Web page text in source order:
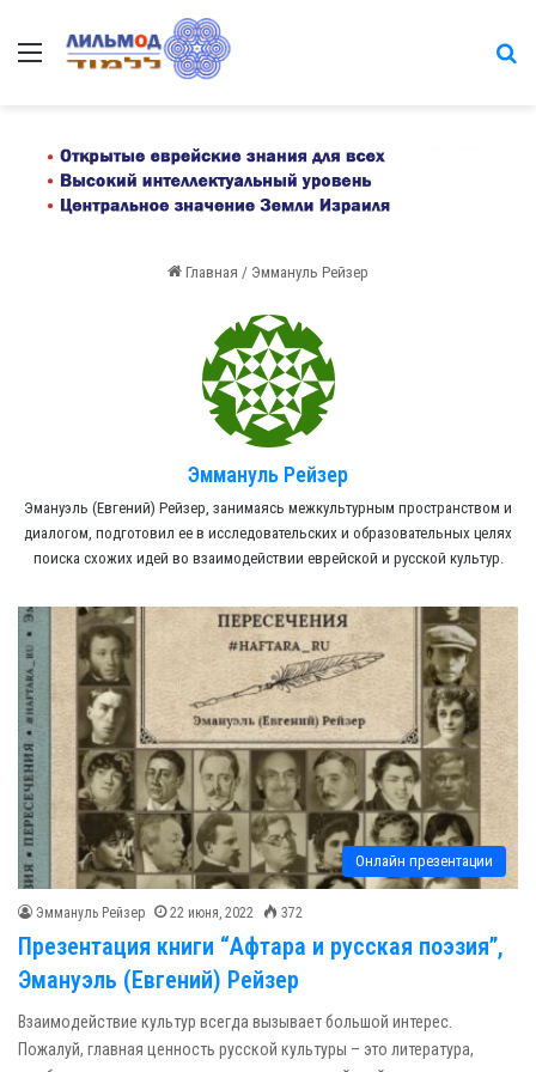
Меню
Главная / Эммануль Рейзер
Эммануль Рейзер
Эмануэль (Евгений) Рейзер, занимаясь межкультурным пространством и
диалогом, подготовил ее в исследовательских и образовательных целях
поиска схожих идей во взаимодействии еврейской и русской культур.
Онлайн презентации
Эммануль Рейзер 22 июня, 2022 372
Презентация книги “Афтара и русская поэзия”,
Эмануэль (Евгений) Рейзер
Взаимодействие культур всегда вызывает большой интерес.
Пожалуй, главная ценность русской культуры – это литература,